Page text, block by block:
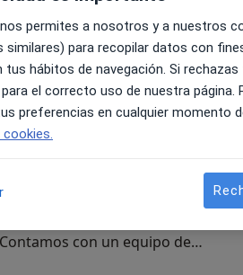
Buscar otra
especializado en terapia
La terapia EMDR es una
a reducir el tiempo de
con un equipo de
y con amplia experiencia,
permites a nosotros y a nuestros
similares) para recopilar datos con
tus hábitos de navegación. Si
el correcto uso de nuestra
preferencias en cualquier momento